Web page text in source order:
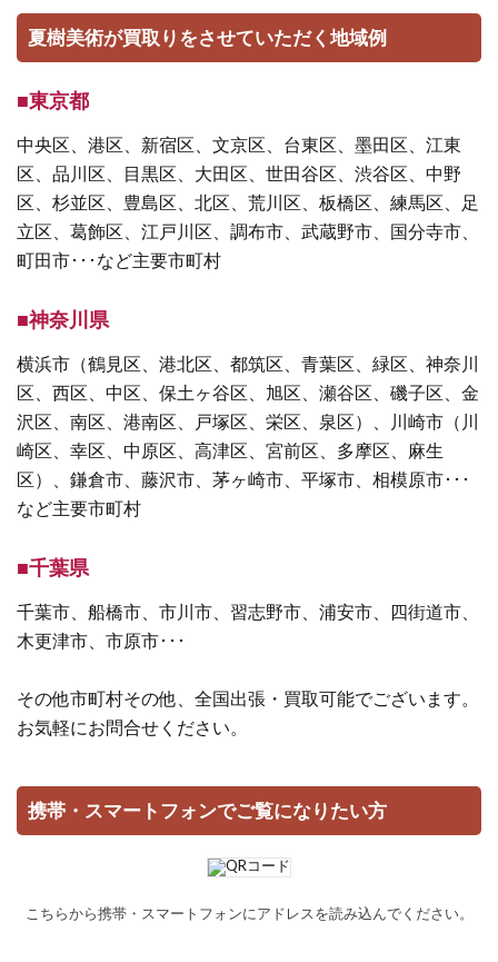
夏樹美術が買取りをさせていただく地域例
■東京都
中央区、港区、新宿区、文京区、台東区、墨田区、江東
区、品川区、目黒区、大田区、世田谷区、渋谷区、中野
区、杉並区、豊島区、北区、荒川区、板橋区、練馬区、足
立区、葛飾区、江戸川区、調布市、武蔵野市、国分寺市、
町田市･･･など主要市町村
■神奈川県
横浜市（鶴見区、港北区、都筑区、青葉区、緑区、神奈川
区、西区、中区、保土ヶ谷区、旭区、瀬谷区、磯子区、金
沢区、南区、港南区、戸塚区、栄区、泉区）、川崎市（川
崎区、幸区、中原区、高津区、宮前区、多摩区、麻生
区）、鎌倉市、藤沢市、茅ヶ崎市、平塚市、相模原市･･･
など主要市町村
■千葉県
千葉市、船橋市、市川市、習志野市、浦安市、四街道市、
木更津市、市原市･･･
その他市町村その他、全国出張・買取可能でございます。
お気軽にお問合せください。
携帯・スマートフォンでご覧になりたい方
こちらから携帯・スマートフォンにアドレスを読み込んでください。